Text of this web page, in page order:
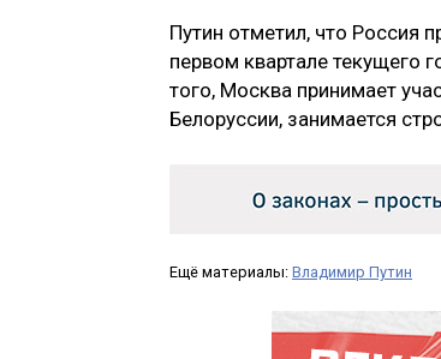
Путин отметил, что Россия
первом квартале текущего
того, Москва принимает
Белоруссии, занимается
Ещё материалы: Владимир Путин